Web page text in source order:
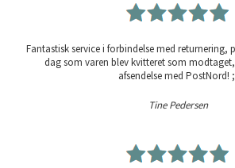
Fantastisk service i forbindelse med returnering,
dag som varen blev kvitteret som
afsendelse med PostNord!
Tine Pedersen